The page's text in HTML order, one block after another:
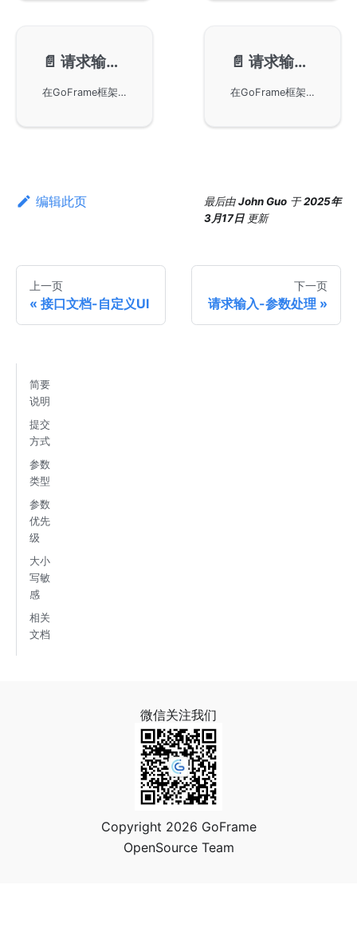
📄️ 请求输入-Context
在GoFrame框架中使用Context对象处理请求流程中的上下文变量共享。通过提供必要的方法，开发者可以在请求开始时设置自定义变量，并在后续的处理中访问它们。此外，本文包含了如何集成第三方组件以增强功能的示例代码和详细步骤。
📄️ 请求输入-文件上传
在GoFrame框架中实现文件上传的基本步骤和方法。借助HTTPClient章节提供的信息，开发者可以深入理解和掌握如何在应用程序中处理文件上传请求，以确保在实际应用中有效地管理文件数据。
编辑此页 最后由John Guo 于2025年
3月17日 更新
上一页
接口文档-自定义UI
下一页
请求输入-参数处理
简要
说明
提交
方式
参数
类型
参数
优先
级
大小
写敏
感
相关
文档
微信关注我们
Copyright 2026 GoFrame
OpenSource Team